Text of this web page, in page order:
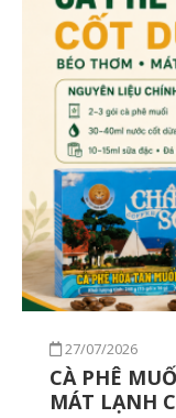
27/07/2026
CÀ PHÊ
MÁT LẠNH